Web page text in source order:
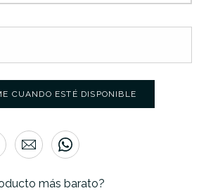
CUANDO ESTÉ DISPONIBLE
más barato?